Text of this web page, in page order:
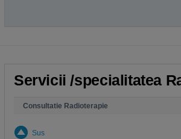
Servicii /specialitatea
Consultatie Radioterapie
Sus